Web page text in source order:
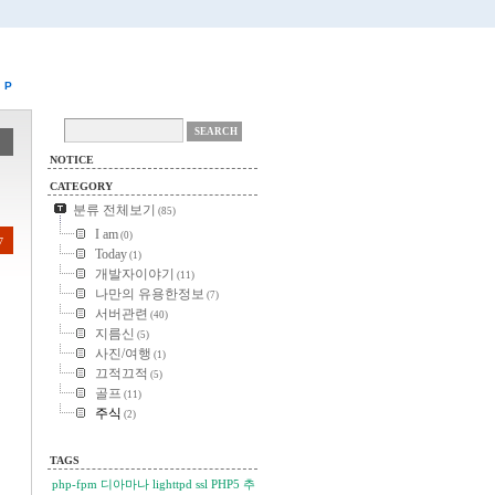
P
NOTICE
CATEGORY
분류 전체보기 (85)
I am (0)
Today (1)
개발자이야기 (11)
나만의 유용한정보 (7)
서버관련 (40)
지름신 (5)
사진/여행 (1)
끄적끄적 (5)
골프 (11)
주식 (2)
TAGS
php-fpm 디아마나 lighttpd ssl PHP5 추